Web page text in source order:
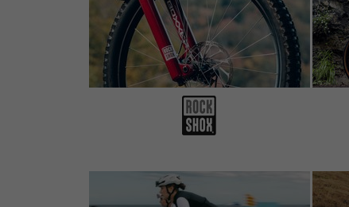
Habe ich für ein Trekkingbike gekauft
Sitzposition sehr zu empfehlen.
5 de 5 estrellasde Thorsten L.
: negro mate | 110 mm
Erstetzt einen alten Vorbau an einen 12
Schrauben an der Lenkerklemmung sehr